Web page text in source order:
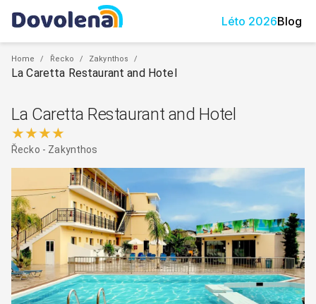
Léto 2026Blog
Home / Řecko / Zakynthos /
La Caretta Restaurant and Hotel
La Caretta Restaurant and Hotel
★★★★
Řecko - Zakynthos